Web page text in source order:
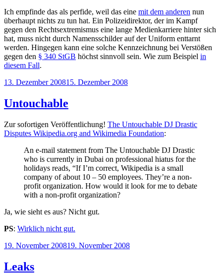
Ich empfinde das als perfide, weil das eine mit dem anderen nun
überhaupt nichts zu tun hat. Ein Polizeidirektor, der im Kampf
gegen den Rechtsextremismus eine lange Medienkarriere hinter sich
hat, muss nicht durch Namensschilder auf der Uniform enttarnt
werden. Hingegen kann eine solche Kennzeichnung bei Verstößen
gegen den § 340 StGB höchst sinnvoll sein. Wie zum Beispiel in
diesem Fall.
Veröffentlicht
13. Dezember 200815. Dezember 2008
Untouchable
Zur sofortigen Veröffentlichung! The Untouchable DJ Drastic
Disputes Wikipedia.org and Wikimedia Foundation:
An e-mail statement from The Untouchable DJ Drastic
who is currently in Dubai on professional hiatus for the
holidays reads, “If I’m correct, Wikipedia is a small
company of about 10 – 50 employees. They’re a non-
profit organization. How would it look for me to debate
with a non-profit organization?
Ja, wie sieht es aus? Nicht gut.
PS: Wirklich nicht gut.
Veröffentlicht
19. November 200819. November 2008
Leaks